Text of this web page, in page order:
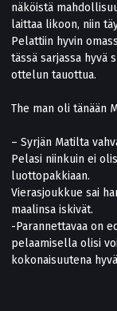
näköistä
laittaa likoon, niin
Pelattiin hyvin
tässä sarjassa hyvä
ottelun tauottua.
The man oli tänään
– Syrjän Matilta
Pelasi niinkuin ei
luottopakkiaan.
Vierasjoukkue sai
maalinsa iskivät.
-Parannettavaa on
pelaamisella olisi
kokonaisuutena